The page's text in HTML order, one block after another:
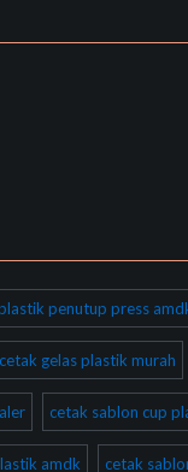
penutup press
cetak gelas plastik murah
cetak sablon cup
amdk cetak